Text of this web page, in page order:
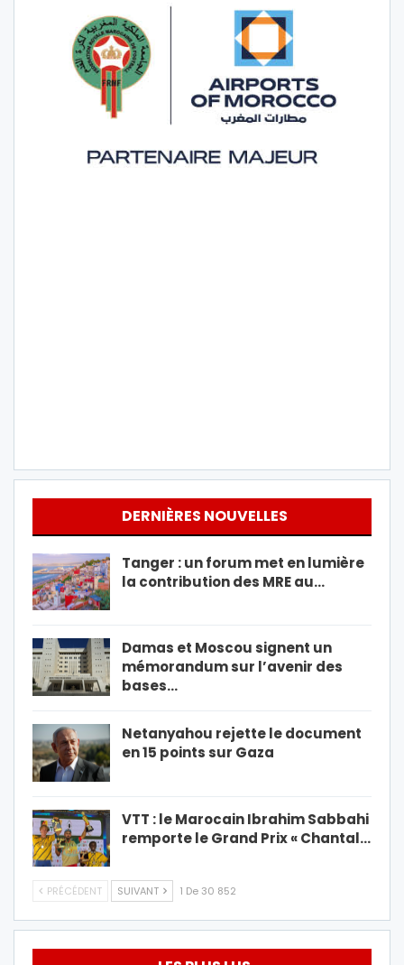
DERNIÈRES NOUVELLES
Tanger : un forum met en lumière
la contribution des MRE au…
Damas et Moscou signent un
mémorandum sur l’avenir des
bases…
Netanyahou rejette le document
en 15 points sur Gaza
VTT : le Marocain Ibrahim Sabbahi
remporte le Grand Prix « Chantal…
PRÉCÉDENT SUIVANT 1 De 30 852